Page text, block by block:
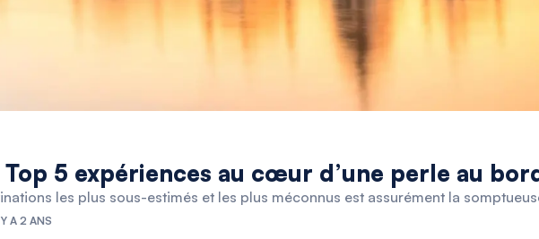
Top 5 expériences au cœur d’une perle au
les plus sous-estimés et les plus méconnus est assurément la
A 2 ANS